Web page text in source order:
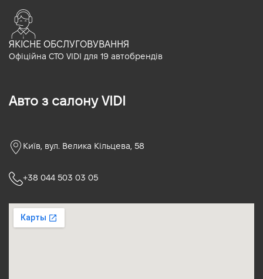
ЯКІСНЕ ОБСЛУГОВУВАННЯ
Офіційна СТО VIDI для 19 автобрендів
Авто з салону VIDI
Київ, вул. Велика Кільцева, 58
+38 044 503 03 05